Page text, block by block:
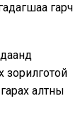
гарч
зорилготой
алтны